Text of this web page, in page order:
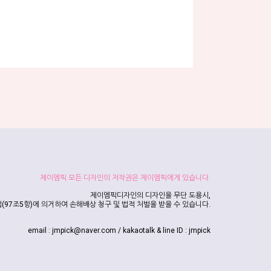
제이엠픽 모든 디자인의 저작권은 제이엠픽에게 있습니다.
제이엠픽디자인의 디자인을 무단 도용시,
(97조5항)에 의거하여 손해배상 청구 및 법적 처벌을 받을 수 있습니다.
email : jmpick@naver.com / kakaotalk & line ID : jmpick